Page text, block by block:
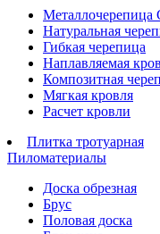
Металлочерепица
Натуральная
Гибкая черепица
Наплавляемая
Композитная
Мягкая кровля
Расчет кровли
Плитка тротуарная
Пиломатериалы
Доска обрезная
Брус
Половая доска